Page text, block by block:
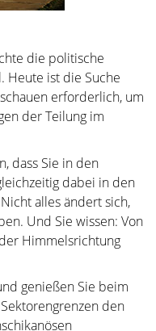
die politische
Heute ist die Suche
erforderlich, um
der Teilung im
dass Sie in den
dabei in den
alles ändert sich,
Und Sie wissen: Von
Himmelsrichtung
genießen Sie beim
den